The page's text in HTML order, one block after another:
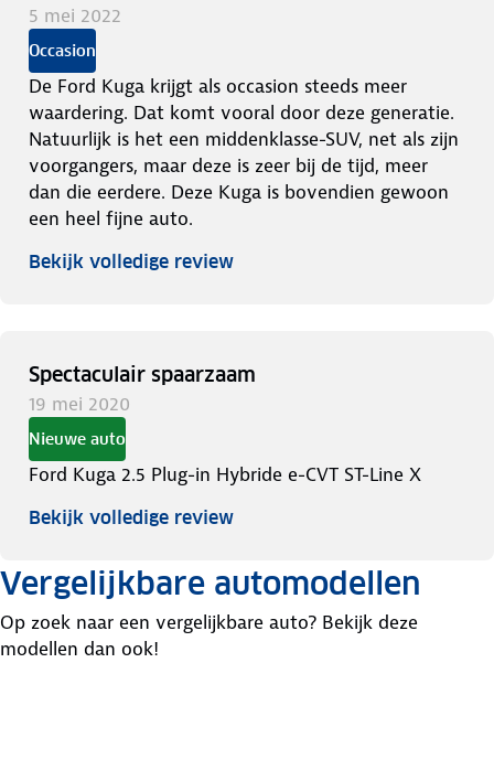
5 mei 2022
Occasion
De Ford Kuga krijgt als occasion steeds meer
waardering. Dat komt vooral door deze generatie.
Natuurlijk is het een middenklasse-SUV, net als zijn
voorgangers, maar deze is zeer bij de tijd, meer
dan die eerdere. Deze Kuga is bovendien gewoon
een heel fijne auto.
Bekijk volledige review
Spectaculair spaarzaam
19 mei 2020
Nieuwe auto
Ford Kuga 2.5 Plug-in Hybride e-CVT ST-Line X
Bekijk volledige review
Vergelijkbare automodellen
Op zoek naar een vergelijkbare auto? Bekijk deze
modellen dan ook!